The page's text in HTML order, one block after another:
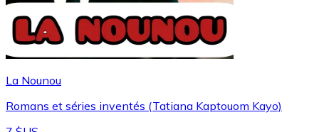
La Nounou
Romans et séries inventés (Tatiana Kaptouom Kayo)